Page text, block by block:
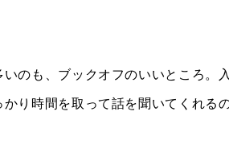
のも、ブックオフのいいところ
り時間を取って話を聞いてくれる